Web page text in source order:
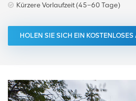
Kürzere Vorlaufzeit (45–60 Tage)
HOLEN SIE SICH EIN